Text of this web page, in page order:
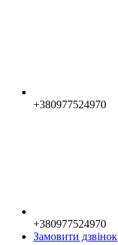
+380977524970
+380977524970
Замовити дзвінок